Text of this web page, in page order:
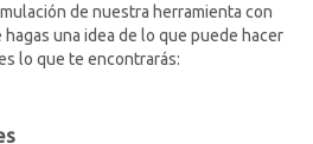
de nuestra herramienta con
una idea de lo que puede hacer
lo que te encontrarás: